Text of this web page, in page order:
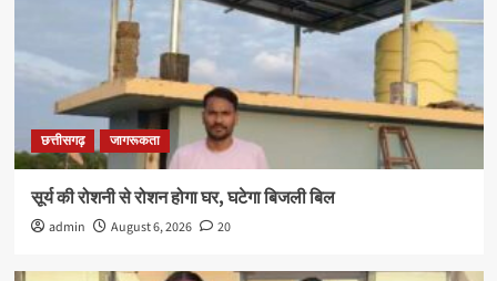
छत्तीसगढ़ जागरूकता
सूर्य की रोशनी से रोशन होगा घर, घटेगा बिजली बिल
admin August 6, 2026 20